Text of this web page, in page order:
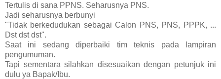
Tertulis di sana PPNS. Seharusnya PNS.
Jadi seharusnya berbunyi
"Tidak berkedudukan sebagai Calon PNS, PNS, PPPK, ...
Dst dst dst".
Saat ini sedang diperbaiki tim teknis pada lampiran
pengumuman.
Tapi sementara silahkan disesuaikan dengan petunjuk ini
dulu ya Bapak/Ibu.